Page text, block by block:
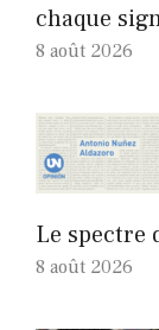
chaque
8 août 2026
Le spectre
8 août 2026